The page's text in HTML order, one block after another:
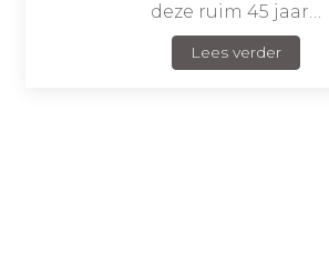
deze ruim 45 jaar…
Lees verder